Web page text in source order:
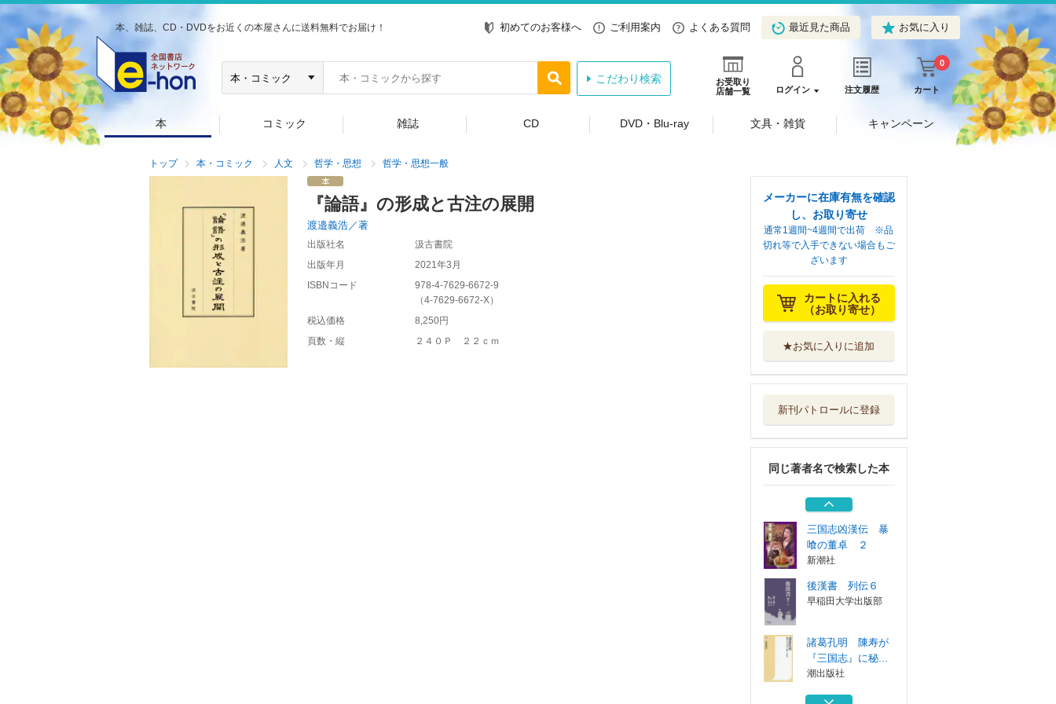
本、雑誌、CD・DVDをお近くの本屋さんに送料無料でお届け！ 初めてのお客様へ ご利用案内 よくある質問 最近見た商品 お気に入り
お受取り
店舗一覧
ログイン 注文履歴 カート
0
こだわり検索
本 コミック 雑誌 CD DVD・Blu-ray 文具・雑貨 キャンペーン
トップ 本・コミック 人文 哲学・思想 哲学・思想一般
『論語』の形成と古注の展開
渡邉義浩／著
出版社名
汲古書院
出版年月
2021年3月
ISBNコード
978-4-7629-6672-9
（4-7629-6672-X）
税込価格
8,250円
頁数・縦
２４０Ｐ ２２ｃｍ
メーカーに在庫有無を確認
し、お取り寄せ
通常1週間~4週間で出荷 ※品
切れ等で入手できない場合もご
ざいます
カートに入れる
（お取り寄せ）
★お気に入りに追加
新刊パトロールに登録
同じ著者名で検索した本
諸葛孔明 陳寿が
『三国志』に秘...
図解眠れなくなる
日本文芸社
後漢書 列伝５
早稲田大学出版部
三国志凶漢伝 暴
喰の董卓 ２
新潮社
後漢書 列伝６
早稲田大学出版部
諸葛孔明 陳寿が
『三国志』に秘...
潮出版社
図解眠れなくなる